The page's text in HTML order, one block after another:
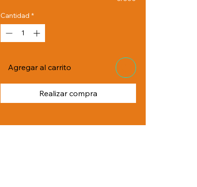
Cantidad *
Agregar al carrito
Realizar compra